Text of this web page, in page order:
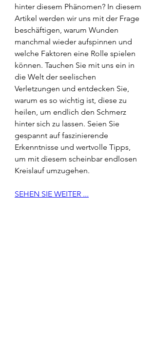
hinter diesem Phänomen? In diesem
Artikel werden wir uns mit der Frage
beschäftigen, warum Wunden
manchmal wieder aufspinnen und
welche Faktoren eine Rolle spielen
können. Tauchen Sie mit uns ein in
die Welt der seelischen
Verletzungen und entdecken Sie,
warum es so wichtig ist, diese zu
heilen, um endlich den Schmerz
hinter sich zu lassen. Seien Sie
gespannt auf faszinierende
Erkenntnisse und wertvolle Tipps,
um mit diesem scheinbar endlosen
Kreislauf umzugehen.
SEHEN SIE WEITER ...